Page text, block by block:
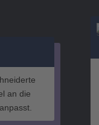
an die